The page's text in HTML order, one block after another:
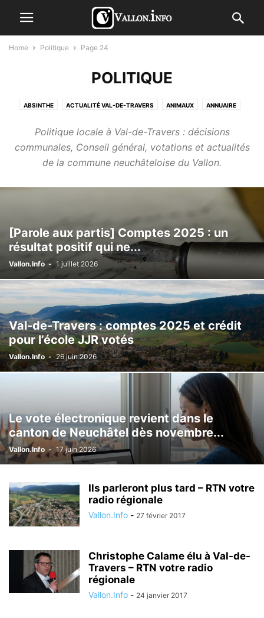
Home Politique Page 24
POLITIQUE
ABSINTHE ACTUALITÉ VAL-DE-TRAVERS ANIMAUX ANNUAIRE
CONTENU SPONSORISÉ COURRIER DU VAL-DETRAVERS HEBDO
CULTURE ENFANTS ENTREPRISES FLUX INSTAGRAM
GASTRONOMIE HÉBERGEMENT HORLOGERIE HUMOUR
RÉGION VAL-DE-TRAVERS REGISTRE DU COMMERCE SITE VALLON.INFO
SPORT TOURISME TWEETS URGENCES VAL-DE-TRAVERS
Politique locale à Val-de-Travers : décisions
communales, Conseil général, votations et actualités
de la commune neuchâteloise du Vallon.
[Parole aux partis] Comptes 2025 : un
résultat positif qui ne...
Vallon.Info - 1 juillet 2026
Val-de-Travers : comptes 2025 et crédit
pour l’école JJR votés
Vallon.Info - 26 juin 2026
Le vote électronique revient dans le
canton de Neuchâtel dès novembre...
Vallon.Info - 17 juin 2026
Ils parleront plus tard – RTN votre
radio régionale
Vallon.Info - 27 février 2017
Christophe Calame élu à Val-de-
Travers – RTN votre radio
régionale
Vallon.Info - 24 janvier 2017